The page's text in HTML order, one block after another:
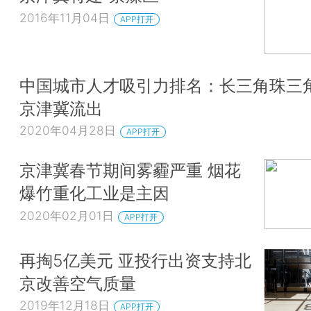
2016年11月04日 APP打开
中国城市人才吸引力排名：长三角珠三
京津冀流出
2020年04月28日 APP打开
京津冀春节期间雾霾严重 烟花
爆竹重化工业是主因
2020年02月01日 APP打开
再掏5亿美元 亚投行出资支持北
京改善空气质量
2019年12月18日 APP打开